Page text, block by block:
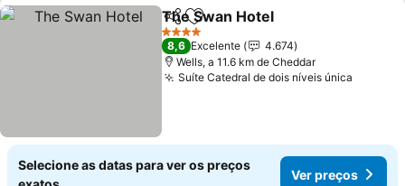
PartilharAdicionar aos favoritos
The Swan Hotel
4 Estrelas
8,6 Excelente
4.674
Wells, a 11.6 km de Cheddar
Suíte Catedral de dois níveis única
Selecione as datas para ver os preços
Ver preços